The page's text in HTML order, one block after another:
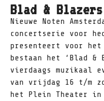
Blad &
Nieuwe Noten
concertserie voor
presenteert voor
bestaan het ‘Blad &
vierdaags muzikaal
van vrijdag 16 t/m
het Plein Theater in